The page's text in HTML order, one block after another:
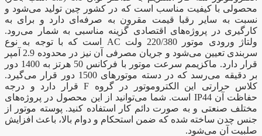
محصولی با کیفیت مناسب است که در کشور چین تولید می‌شود و
نسبت به سایر رقبا قیمت مقرون به صرفه‌ای دارد و برای به
کارگیری در پروژه‌های اقتصادی گزینه مناسبی به شمار می‌رود.
ولتاژ ورودی موتور 220/380 ولت AC است که با توجه به نوع
سربندی تعیین می‌شود و جریان مصرفی آن نیز در محدوده 2.9 آمپر
قرار دارد. ماکزیمم سرعت موتور با فرکانس 50 هرتز به 1400 دور
بر دقیقه می‌رسد که در دسته موتور‌های 1500 دور قرار می‌گیرد.
کلاس حرارتی این الکتروموتور در گروه F قرار دارد و درجه
حفاظت آن IP44 است. شما می‌توانید از این محصول در پروژه‌های
مختلف صنعتی و به صورت دائم کار استفاده کنید. پوسته موتور از
جنس چدن ساخته شده که ضمن استحکام و دوام بالا، باعث افزایش
صلبیت آن می‌شود.